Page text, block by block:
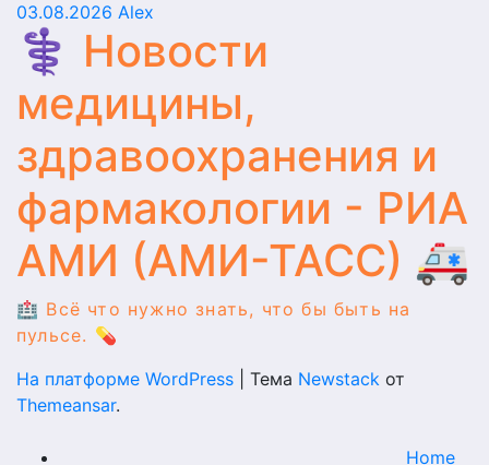
03.08.2026 Alex
⚕️ Новости
медицины,
здравоохранения и
фармакологии - РИА
АМИ (АМИ-ТАСС) 🚑
🏥 Всё что нужно знать, что бы быть на
пульсе. 💊
На платформе WordPress
Тема Newstack от
Themeansar.
Home